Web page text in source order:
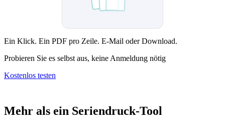
Ein Klick. Ein PDF pro Zeile. E-Mail oder Download.
Probieren Sie es selbst aus, keine Anmeldung nötig
Kostenlos testen
Mehr als ein Seriendruck-Tool